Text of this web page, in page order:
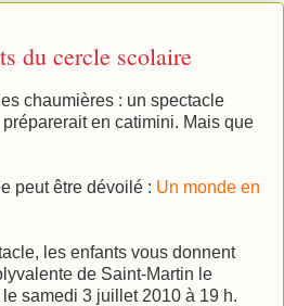
du cercle scolaire
chaumières : un spectacle
en catimini. Mais que
peut être dévoilé : Un monde en
les enfants vous donnent
de Saint-Martin le
samedi 3 juillet 2010 à 19 h.